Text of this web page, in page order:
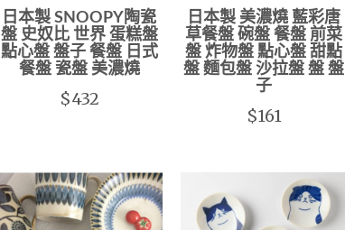
日本製 SNOOPY陶瓷
盤 史奴比 世界 蛋糕盤
點心盤 盤子 餐盤 日式
餐盤 瓷盤 美濃燒
$432
日本製 美濃燒 藍彩唐
草餐盤 碗盤 餐盤 前菜
盤 炸物盤 點心盤 甜點
盤 麵包盤 沙拉盤 盤 盤
子
$161